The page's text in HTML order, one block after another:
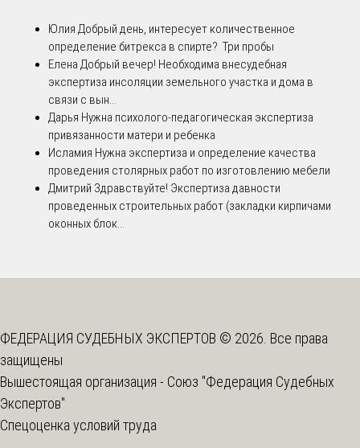
Юлия Добрый день, интересует количественное
определение битрекса в спирте? Три пробы
Елена Добрый вечер! Необходима внесудебная
экспертиза инсоляции земельного участка и дома в
связи с вын...
Дарья Нужна психолого-педагогическая экспертиза
привязанности матери и ребенка
Исламия Нужна экспертиза и определение качества
проведения столярных работ по изготовлению мебели
Дмитрий Здравствуйте! Экспертиза давности
проведенных строительных работ (закладки кирпичами
оконных блок...
ФЕДЕРАЦИЯ СУДЕБНЫХ ЭКСПЕРТОВ © 2026. Все права
защищены
Вышестоящая организация - Союз "Федерация Судебных
Экспертов"
Спецоценка условий труда